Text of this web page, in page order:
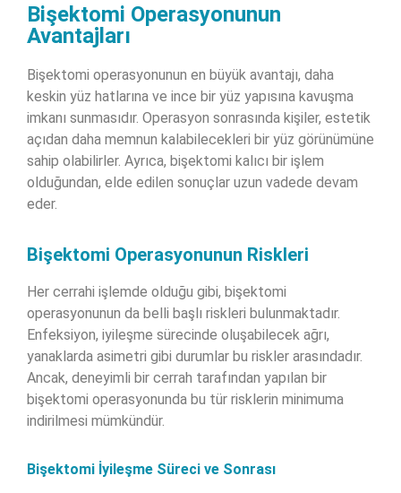
Bişektomi Operasyonunun
Avantajları
Bişektomi operasyonunun en büyük avantajı, daha
keskin yüz hatlarına ve ince bir yüz yapısına kavuşma
imkanı sunmasıdır. Operasyon sonrasında kişiler, estetik
açıdan daha memnun kalabilecekleri bir yüz görünümüne
sahip olabilirler. Ayrıca, bişektomi kalıcı bir işlem
olduğundan, elde edilen sonuçlar uzun vadede devam
eder.
Bişektomi Operasyonunun Riskleri
Her cerrahi işlemde olduğu gibi, bişektomi
operasyonunun da belli başlı riskleri bulunmaktadır.
Enfeksiyon, iyileşme sürecinde oluşabilecek ağrı,
yanaklarda asimetri gibi durumlar bu riskler arasındadır.
Ancak, deneyimli bir cerrah tarafından yapılan bir
bişektomi operasyonunda bu tür risklerin minimuma
indirilmesi mümkündür.
Bişektomi İyileşme Süreci ve Sonrası